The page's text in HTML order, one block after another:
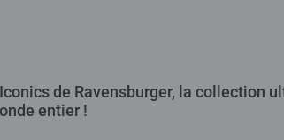
de Ravensburger, la collection
entier !